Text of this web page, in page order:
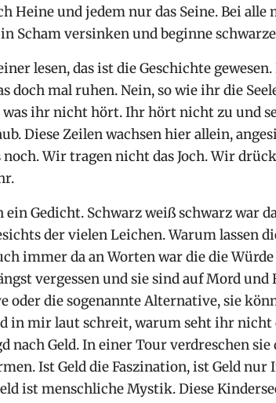
Heine und jedem nur das Seine. Bei
Scham versinken und beginne
lesen, das ist die Geschichte
doch mal ruhen. Nein, so wie ihr die
ihr nicht hört. Ihr hört nicht zu und
Diese Zeilen wachsen hier allein,
Wir tragen nicht das Joch. Wir
ein Gedicht. Schwarz weiß schwarz war
der vielen Leichen. Warum lassen
immer da an Worten war die die
vergessen und sie sind auf Mord
oder die sogenannte Alternative, sie
in mir laut schreit, warum seht ihr nicht
nach Geld. In einer Tour verdreschen
Ist Geld die Faszination, ist Geld
ist menschliche Mystik. Diese